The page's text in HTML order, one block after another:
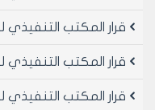
4- ينشر هذا القرار في
رئيس المكتب
قرار المكتب التنفيذي للمدينة
قرار المكتب التنفيذي للمدينة
قرار المكتب التنفيذي للمدينة